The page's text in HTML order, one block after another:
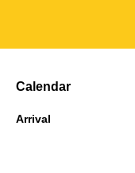
Calendar
Arrival